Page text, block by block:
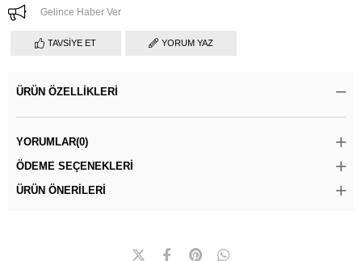
Gelince Haber Ver
TAVSIYE ET YORUM YAZ
ÜRÜN ÖZELLIKLERI
YORUMLAR(0)
ÖDEME SEÇENEKLERI
ÜRÜN ÖNERILERI